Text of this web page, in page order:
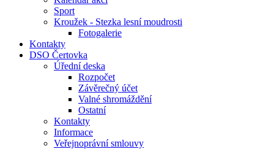
Sport
Kroužek - Stezka lesní moudrosti
Fotogalerie
Kontakty
DSO Čertovka
Úřední deska
Rozpočet
Závěrečný účet
Valné shromáždění
Ostatní
Kontakty
Informace
Veřejnoprávní smlouvy